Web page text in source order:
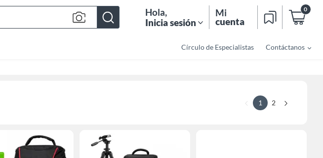
Hola,
Inicia sesión
Mi
cuenta
0
Círculo de Especialistas Contáctanos
1 2